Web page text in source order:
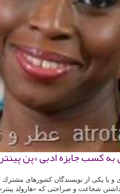
جایزه ادبی «پن پینتر» در
و یا یكی از نویسندگان كشورهای
داشتن شجاعت و صراحتی كه «هارولد